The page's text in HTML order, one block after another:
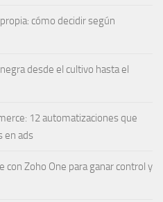
cómo decidir según
desde el cultivo hasta el
12 automatizaciones que
en ads
con Zoho One para ganar control y